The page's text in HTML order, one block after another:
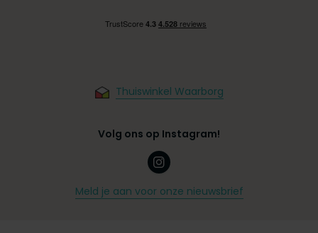
Thuiswinkel Waarborg
Volg ons op Instagram!
Meld je aan voor onze nieuwsbrief